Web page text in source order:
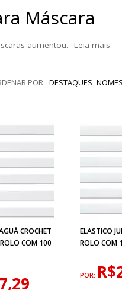
Máscara
aumentou.
Leia mais
DESTAQUES
CROCHET
COM 100
ELASTICO
ROLO COM
POR: